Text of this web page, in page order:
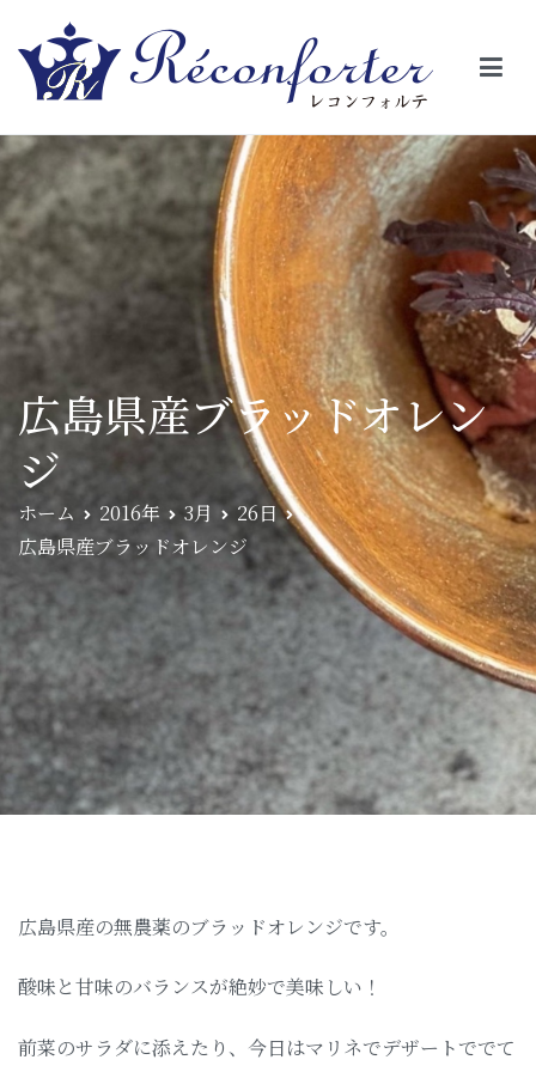
【レコンフォルテ】吹田・千里山/フレンチ（フラ
ンス料理）
絵の様に見える。そんな空間で、ゆっくり素材そのものの旨さを閉
じ込めたフレンチを・・・・・。
広島県産ブラッドオレン
ジ
ホーム 2016年 3月
26日
広島県産ブラッドオレンジ
広島県産の無農薬のブラッドオレンジです。
酸味と甘味のバランスが絶妙で美味しい！
前菜のサラダに添えたり、今日はマリネでデザートででて